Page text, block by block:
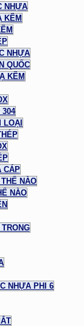
NHỰA
KẼM
NHỰA
QUỐC
KẼM
304
LOẠI
CÁP
NÀO
NÀO
NHỰA PHI 6